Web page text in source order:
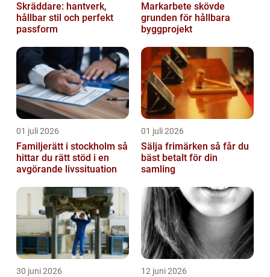
Skräddare: hantverk,
hållbar stil och perfekt
passform
Markarbete skövde
grunden för hållbara
byggprojekt
01 juli 2026
Familjerätt i stockholm så
hittar du rätt stöd i en
avgörande livssituation
01 juli 2026
Sälja frimärken så får du
bäst betalt för din
samling
30 juni 2026 12 juni 2026